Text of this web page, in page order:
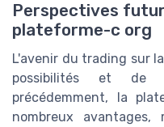
Perspectives
plateforme-c org
L'avenir du trading sur
possibilités et de
précédemment, la
nombreux